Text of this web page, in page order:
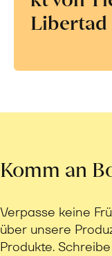
Libertad
Komm an
Verpasse keine
über unsere
Produkte.